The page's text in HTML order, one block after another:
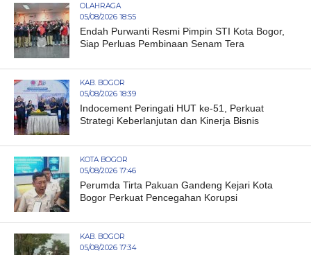
OLAHRAGA
05/08/2026 18:55
Endah Purwanti Resmi Pimpin STI Kota Bogor,
Siap Perluas Pembinaan Senam Tera
KAB. BOGOR
05/08/2026 18:39
Indocement Peringati HUT ke-51, Perkuat
Strategi Keberlanjutan dan Kinerja Bisnis
KOTA BOGOR
05/08/2026 17:46
Perumda Tirta Pakuan Gandeng Kejari Kota
Bogor Perkuat Pencegahan Korupsi
KAB. BOGOR
05/08/2026 17:34